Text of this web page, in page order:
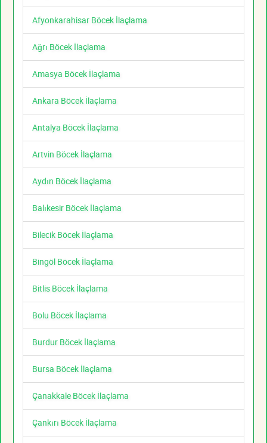
Afyonkarahisar Böcek İlaçlama
Ağrı Böcek İlaçlama
Amasya Böcek İlaçlama
Ankara Böcek İlaçlama
Antalya Böcek İlaçlama
Artvin Böcek İlaçlama
Aydın Böcek İlaçlama
Balıkesir Böcek İlaçlama
Bilecik Böcek İlaçlama
Bingöl Böcek İlaçlama
Bitlis Böcek İlaçlama
Bolu Böcek İlaçlama
Burdur Böcek İlaçlama
Bursa Böcek İlaçlama
Çanakkale Böcek İlaçlama
Çankırı Böcek İlaçlama